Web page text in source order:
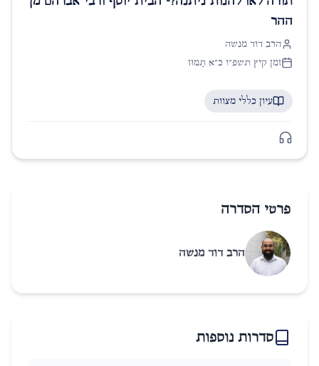
ההר
הרב דוד מנשה
זמן קיץ תשפ״ו כ״א תַּמּוּז
עיון כללי מצוות
פרטי הסדרה
הרב דוד מנשה
סדרות נוספות